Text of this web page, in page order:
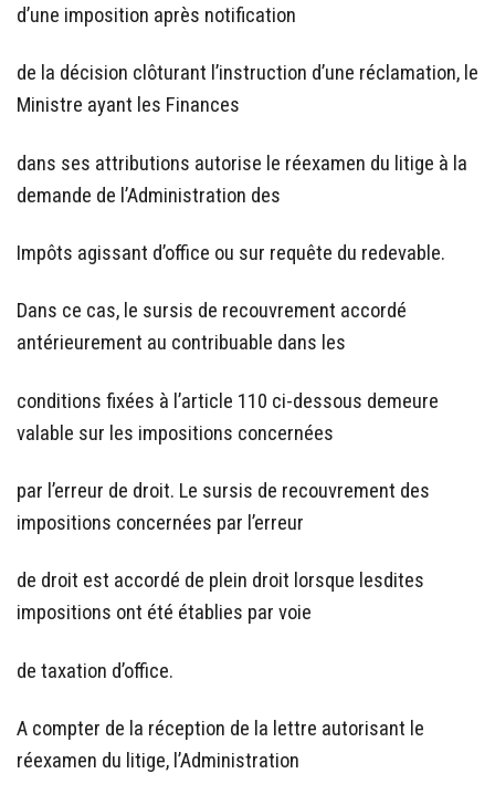
d’une imposition après notification
de la décision clôturant l’instruction d’une réclamation, le
Ministre ayant les Finances
dans ses attributions autorise le réexamen du litige à la
demande de l’Administration des
Impôts agissant d’office ou sur requête du redevable.
Dans ce cas, le sursis de recouvrement accordé
antérieurement au contribuable dans les
conditions fixées à l’article 110 ci-dessous demeure
valable sur les impositions concernées
par l’erreur de droit. Le sursis de recouvrement des
impositions concernées par l’erreur
de droit est accordé de plein droit lorsque lesdites
impositions ont été établies par voie
de taxation d’office.
A compter de la réception de la lettre autorisant le
réexamen du litige, l’Administration